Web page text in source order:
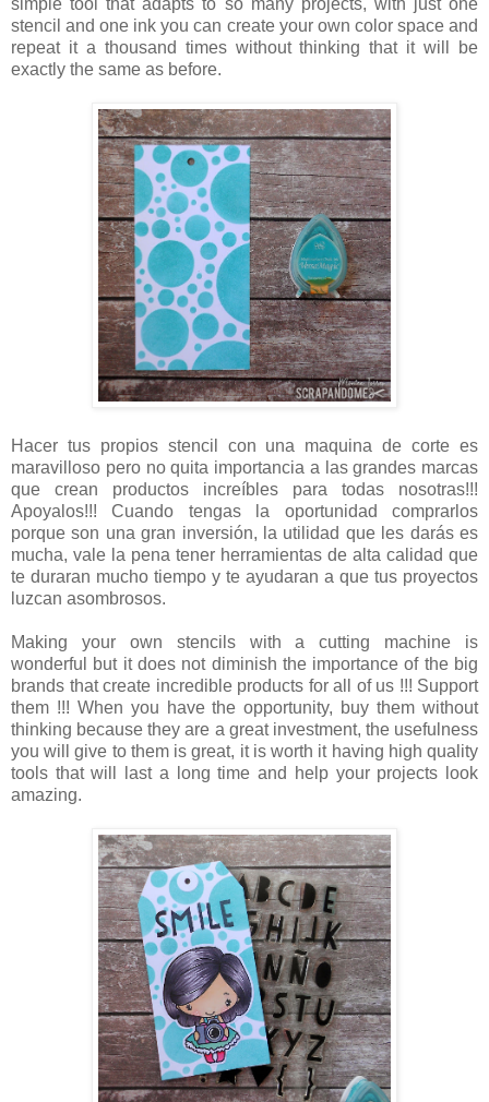
simple tool that adapts to so many projects, with just one
stencil and one ink you can create your own color space and
repeat it a thousand times without thinking that it will be
exactly the same as before.
Hacer tus propios stencil con una maquina de corte es
maravilloso pero no quita importancia a las grandes marcas
que crean productos increíbles para todas nosotras!!!
Apoyalos!!! Cuando tengas la oportunidad comprarlos
porque son una gran inversión, la utilidad que les darás es
mucha, vale la pena tener herramientas de alta calidad que
te duraran mucho tiempo y te ayudaran a que tus proyectos
luzcan asombrosos.
Making your own stencils with a cutting machine is
wonderful but it does not diminish the importance of the big
brands that create incredible products for all of us !!! Support
them !!! When you have the opportunity, buy them without
thinking because they are a great investment, the usefulness
you will give to them is great, it is worth it having high quality
tools that will last a long time and help your projects look
amazing.